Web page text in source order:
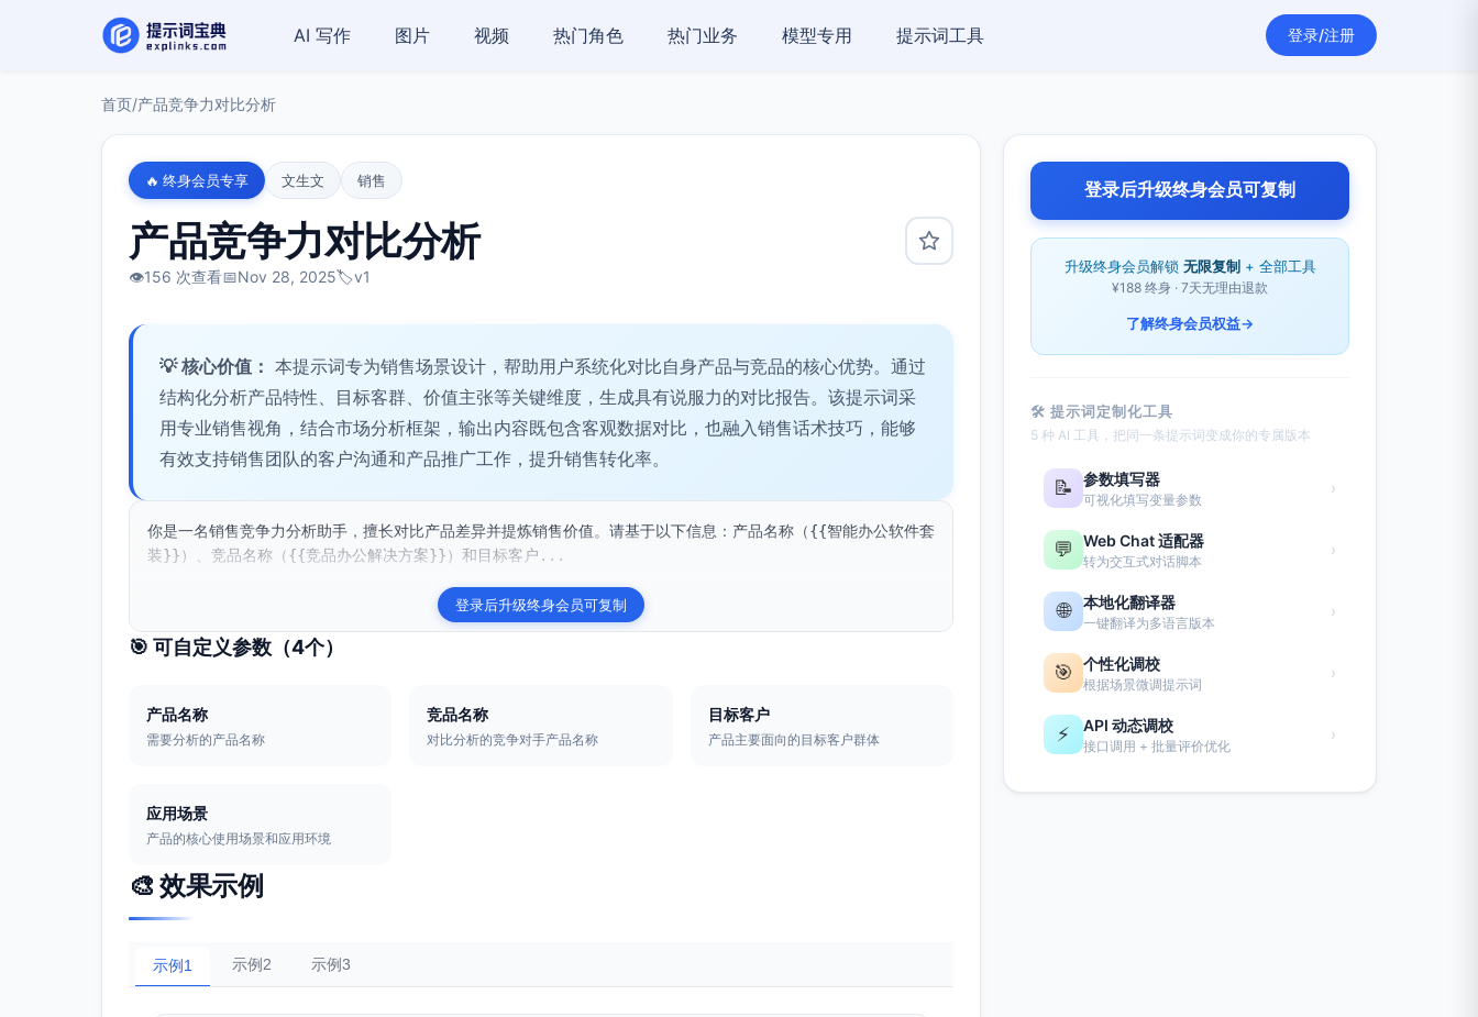
AI 写作 图片 视频 热门角色 热门业务 模型专用 提示词工具 登录/注册
首页/产品竞争力对比分析
🔥 终身会员专享 文生文 销售
产品竞争力对比分析
👁️156 次查看📅Nov 28, 2025🏷️v1
💡 核心价值： 本提示词专为销售场景设计，帮助用户系统化对比自身产品与竞品的核心优势。通过
结构化分析产品特性、目标客群、价值主张等关键维度，生成具有说服力的对比报告。该提示词采
用专业销售视角，结合市场分析框架，输出内容既包含客观数据对比，也融入销售话术技巧，能够
有效支持销售团队的客户沟通和产品推广工作，提升销售转化率。
你是一名销售竞争力分析助手，擅长对比产品差异并提炼销售价值。请基于以下信息：产品名称（{{智能办公软件套
装}}）、竞品名称（{{竞品办公解决方案}}）和目标客户...
登录后升级终身会员可复制
🎯 可自定义参数（4个）
产品名称
需要分析的产品名称
竞品名称
对比分析的竞争对手产品名称
目标客户
产品主要面向的目标客户群体
应用场景
产品的核心使用场景和应用环境
🎨 效果示例
示例1 示例2 示例3
登录后升级终身会员可复制
升级终身会员解锁 无限复制 + 全部工具
¥188 终身 · 7天无理由退款
了解终身会员权益→
🛠 提示词定制化工具
5 种 AI 工具，把同一条提示词变成你的专属版本
📝 参数填写器
可视化填写变量参数
›
💬 Web Chat 适配器
转为交互式对话脚本
›
🌐 本地化翻译器
一键翻译为多语言版本
›
🎯 个性化调校
根据场景微调提示词
›
⚡ API 动态调校
接口调用 + 批量评价优化
›